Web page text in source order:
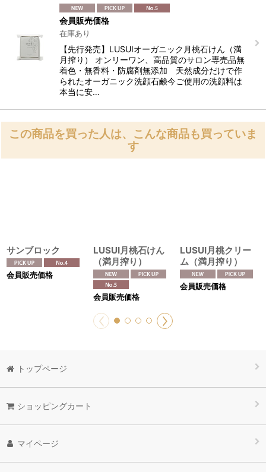
会員販売価格
在庫あり
【先行発売】LUSUIオーガニック月桃石けん（満
月搾り） オンリーワン、高品質のサロン専売品無
着色・無香料・防腐剤無添加 天然成分だけで作
られたオーガニック洗顔石鹸今ご使用の洗顔料は
本当に安…
この商品を買った人は、こんな商品も買っていま
す
サンブロック
会員販売価格
LUSUI月桃石けん
（満月搾り）
会員販売価格
LUSUI月桃クリー
ム（満月搾り）
会員販売価格
トップページ
ショッピングカート
マイページ